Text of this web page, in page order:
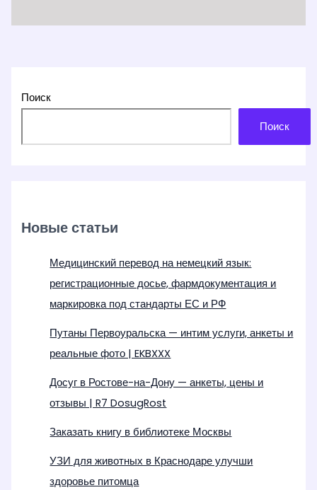
Поиск
Поиск
Новые статьи
Медицинский перевод на немецкий язык:
регистрационные досье, фармдокументация и
маркировка под стандарты ЕС и РФ
Путаны Первоуральска — интим услуги, анкеты и
реальные фото | EKBXXX
Досуг в Ростове-на-Дону — анкеты, цены и
отзывы | R7 DosugRost
Заказать книгу в библиотеке Москвы
УЗИ для животных в Краснодаре улучши
здоровье питомца